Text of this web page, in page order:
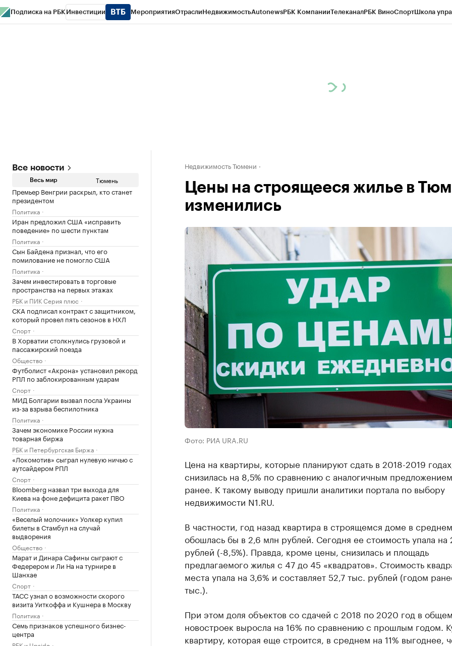
Подписка на РБК Инвестиции МероприятияОтраслиНедвижимостьAutonewsРБК КомпанииТелеканалРБК ВиноСпортШкола
Все новости
Весь мир Тюмень
Премьер Венгрии раскрыл, кто станет
президентом
Политика
Иран предложил США «исправить
поведение» по шести пунктам
Политика
Сын Байдена признал, что его
помилование не помогло США
Политика
Зачем инвестировать в торговые
пространства на первых этажах
РБК и ПИК Серия плюс
СКА подписал контракт с защитником,
который провел пять сезонов в НХЛ
Спорт
В Хорватии столкнулись грузовой и
пассажирский поезда
Общество
Футболист «Акрона» установил рекорд
РПЛ по заблокированным ударам
Спорт
МИД Болгарии вызвал посла Украины
из-за взрыва беспилотника
Политика
Зачем экономике России нужна
товарная биржа
РБК и Петербургская Биржа
«Локомотив» сыграл нулевую ничью с
аутсайдером РПЛ
Спорт
Bloomberg назвал три выхода для
Киева на фоне дефицита ракет ПВО
Политика
«Веселый молочник» Уолкер купил
билеты в Стамбул на случай
выдворения
Общество
Марат и Динара Сафины сыграют с
Федерером и Ли На на турнире в
Шанхае
Спорт
ТАСС узнал о возможности скорого
визита Уиткоффа и Кушнера в Москву
Политика
Семь признаков успешного бизнес-
центра
Недвижимость Тюмени
Цены на строящееся жилье в
изменились
Фото: РИА URA.RU
Цена на квартиры, которые планируют сдать в 2018-2019 годах,
снизилась на 8,5% по сравнению с аналогичным
ранее. К такому выводу пришли аналитики портала по выбору
недвижимости N1.RU.
В частности, год назад квартира в строящемся доме в среднем
обошлась бы в 2,6 млн рублей. Сегодня ее стоимость упала на
рублей (-8,5%). Правда, кроме цены, снизилась и площадь
предлагаемого жилья с 47 до 45 «квадратов». Стоимость
места упала на 3,6% и составляет 52,7 тыс. рублей (годом
тыс.).
При этом доля объектов со сдачей с 2018 по 2020 год в
новостроек выросла на 16% по сравнению с прошлым годом.
квартиру, которая еще строится, в среднем на 11% выгоднее,